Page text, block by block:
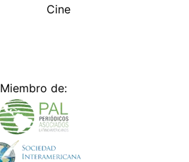
Cine
Miembro de: